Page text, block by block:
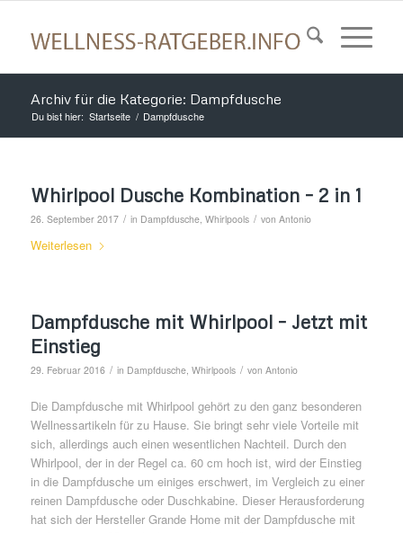
Archiv für die Kategorie: Dampfdusche
Du bist hier: Startseite / Dampfdusche
Whirlpool Dusche Kombination – 2 in 1
26. September 2017 / in Dampfdusche, Whirlpools / von Antonio
Weiterlesen
Dampfdusche mit Whirlpool – Jetzt mit
Einstieg
29. Februar 2016 / in Dampfdusche, Whirlpools / von Antonio
Die Dampfdusche mit Whirlpool gehört zu den ganz besonderen
Wellnessartikeln für zu Hause. Sie bringt sehr viele Vorteile mit
sich, allerdings auch einen wesentlichen Nachteil. Durch den
Whirlpool, der in der Regel ca. 60 cm hoch ist, wird der Einstieg
in die Dampfdusche um einiges erschwert, im Vergleich zu einer
reinen Dampfdusche oder Duschkabine. Dieser Herausforderung
hat sich der Hersteller Grande Home mit der Dampfdusche mit